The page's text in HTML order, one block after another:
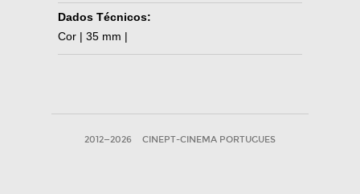
Dados Técnicos:
Cor | 35 mm |
2012—2026 CINEPT-CINEMA PORTUGUES